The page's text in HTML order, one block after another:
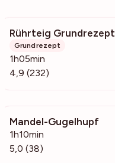
Rührteig Grundrezept
Grundrezept
1h05min
4,9 (232)
Mandel-Gugelhupf
1h10min
5,0 (38)